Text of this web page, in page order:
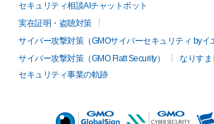
セキュリティ相談AIチャットボット
実在証明・盗聴対策
サイバー攻撃対策（GMOサイバーセキュリティ byイ
サイバー攻撃対策（GMO Flatt Security）
なりすま
セキュリティ事業の軌跡